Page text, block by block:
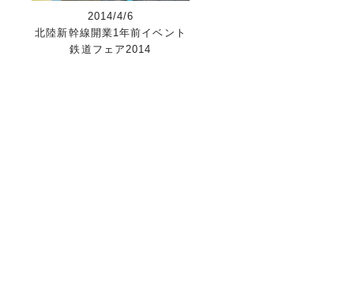
2014/4/6
北陸新幹線開業1年前イベント
鉄道フェア2014